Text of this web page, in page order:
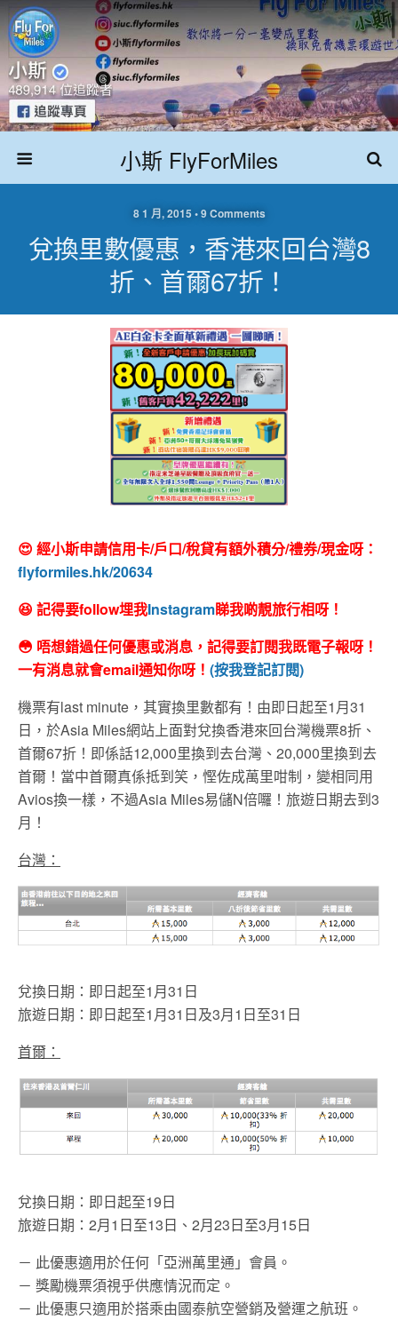
小斯 FlyForMiles
8 1 月, 2015 • 9 Comments
兌換里數優惠，香港來回台灣8
折、首爾67折！
😍 經小斯申請信用卡/戶口/稅貸有額外積分/禮券/現金呀：
flyformiles.hk/20634
😆 記得要follow埋我Instagram睇我啲靚旅行相呀！
😳 唔想錯過任何優惠或消息，記得要訂閱我既電子報呀！
一有消息就會email通知你呀！ (按我登記訂閱)
機票有last minute，其實換里數都有！由即日起至1月31
日，於Asia Miles網站上面對兌換香港來回台灣機票8折、
首爾67折！即係話12,000里換到去台灣、20,000里換到去
首爾！當中首爾真係抵到笑，慳佐成萬里咁制，變相同用
Avios換一樣，不過Asia Miles易儲N倍囉！旅遊日期去到3
月！
台灣：
兌換日期：即日起至1月31日
旅遊日期：即日起至1月31日及3月1日至31日
首爾：
兌換日期：即日起至19日
旅遊日期：2月1日至13日、2月23日至3月15日
－ 此優惠適用於任何「亞洲萬里通」會員。
－ 獎勵機票須視乎供應情況而定。
－ 此優惠只適用於搭乘由國泰航空營銷及營運之航班。